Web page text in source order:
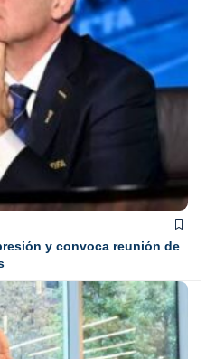
y convoca reunión de